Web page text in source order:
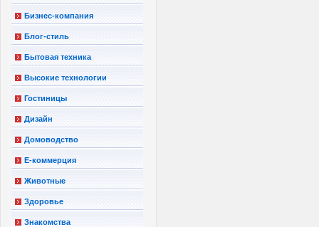
Бизнес-компания
Блог-стиль
Бытовая техника
Высокие технологии
Гостиницы
Дизайн
Домоводство
Е-коммерция
Животные
Здоровье
Знакомства